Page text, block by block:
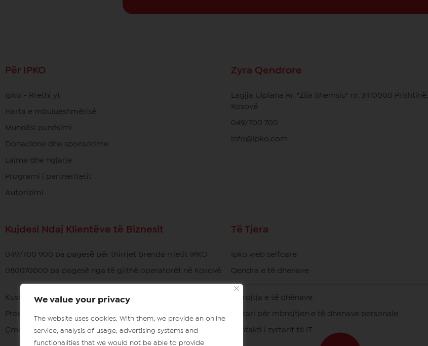
We value your privacy
The website uses cookies. With them, we provide an online
service, analysis of usage, advertising systems and
functionalities that we would not be able to provide
Për IPKO
Ipko - Rrethi yt
Harta e mbulueshmërisë
Mundësi punësimi
Donacione dhe sponsorime
Lajme dhe ngjarje
Programi i partneritetit
Autorizimi
Zyra Qendrore
Lagjja Ulpiana Rr. "Zija Shemsiu" nr. 3410000 Prishtinë,
Kosovë
049/700 700
info@ipko.com
Kujdesi Ndaj Klientëve të Biznesit
049/700 900 pa pagesë për thirrjet brenda rrjetit IPKO
080070000 pa pagesë nga të gjithë operatorët në Kosovë
Të Tjera
Ipko web selfcare
Qendra e të dhenave
Kushtet e përdorimit
Procedura e Ankimimit
Çmimet e pajisjeve
Mbrojtja e të dhënave
Zyrtari për mbrojtjen e të dhenave personale
Kontakti i zyrtarit të IT